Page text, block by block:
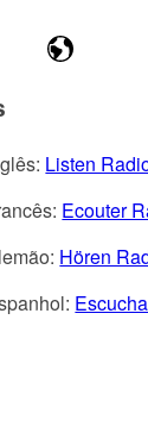
Listen
Ecouter
Hören